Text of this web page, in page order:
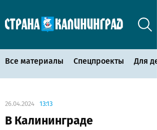
Все материалы Спецпроекты Для
26.04.2024 13:13
В Калининграде